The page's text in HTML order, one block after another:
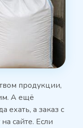
продукции,
А ещё
ехать, а заказ с
сайте. Если